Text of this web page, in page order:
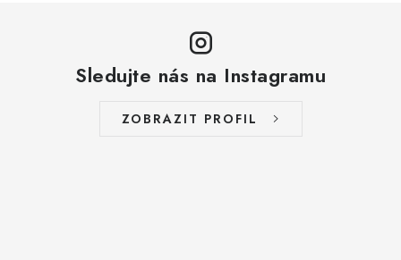
Sledujte nás na Instagramu
ZOBRAZIT PROFIL